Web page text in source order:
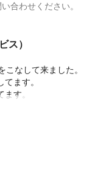
合わせください。
ス）
なして来ました。
ます。
す。
お声がけください。